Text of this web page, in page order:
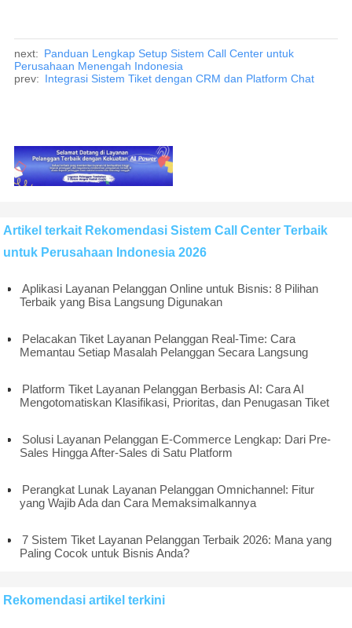
next: Panduan Lengkap Setup Sistem Call Center untuk
Perusahaan Menengah Indonesia
prev: Integrasi Sistem Tiket dengan CRM dan Platform Chat
Artikel terkait Rekomendasi Sistem Call Center Terbaik
untuk Perusahaan Indonesia 2026
Aplikasi Layanan Pelanggan Online untuk Bisnis: 8 Pilihan
Terbaik yang Bisa Langsung Digunakan
Pelacakan Tiket Layanan Pelanggan Real-Time: Cara
Memantau Setiap Masalah Pelanggan Secara Langsung
Platform Tiket Layanan Pelanggan Berbasis AI: Cara AI
Mengotomatiskan Klasifikasi, Prioritas, dan Penugasan Tiket
Solusi Layanan Pelanggan E-Commerce Lengkap: Dari Pre-
Sales Hingga After-Sales di Satu Platform
Perangkat Lunak Layanan Pelanggan Omnichannel: Fitur
yang Wajib Ada dan Cara Memaksimalkannya
7 Sistem Tiket Layanan Pelanggan Terbaik 2026: Mana yang
Paling Cocok untuk Bisnis Anda?
Rekomendasi artikel terkini